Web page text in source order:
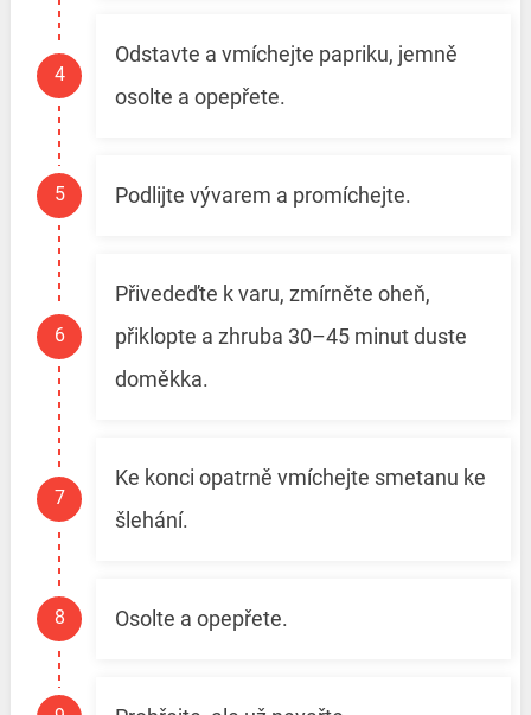
Odstavte a vmíchejte papriku, jemně
osolte a opepřete.
Podlijte vývarem a promíchejte.
Přivedeďte k varu, zmírněte oheň,
přiklopte a zhruba 30–45 minut duste
doměkka.
Ke konci opatrně vmíchejte smetanu ke
šlehání.
Osolte a opepřete.